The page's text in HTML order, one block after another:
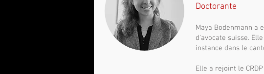
Doctorante
Maya Bodenmann a
d’avocate suisse.
instance dans le
Elle a rejoint le